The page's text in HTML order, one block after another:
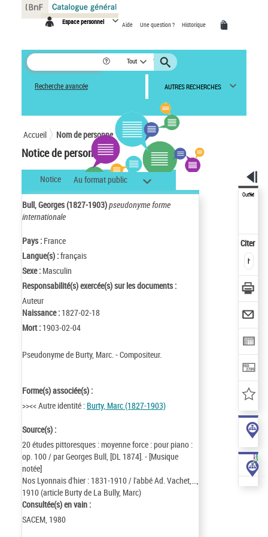
Espace personnel Aide Une question ? Historique
Tout
Recherche avancée AUTRES RECHERCHES
Accueil Nom de personne
Notice de personne
Notice Au format public
Bull, Georges (1827-1903)pseudonyme forme
internationale
Pays : France
Langue(s) :français
Sexe : Masculin
Responsabilité(s) exercée(s) sur les documents :
Auteur
Naissance : 1827-02-18
Mort : 1903-02-04
Pseudonyme de Burty, Marc. - Compositeur.
Forme(s) associée(s) :
>><< Autre identité : Burty, Marc (1827-1903)
Source(s) :
20 études pittoresques : moyenne force : pour piano :
op. 100 / par Georges Bull, [DL 1874]. - [Musique
notée]
Nos Lyonnais d'hier : 1831-1910 / l'abbé Ad. Vachet,...,
1910 (article Burty de La Bully, Marc)
Consultée(s) en vain :
SACEM, 1980
Outils
Citer
Panneau de gestion des cookies